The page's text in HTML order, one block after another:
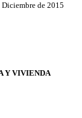
Diciembre de 2015
Y VIVIENDA